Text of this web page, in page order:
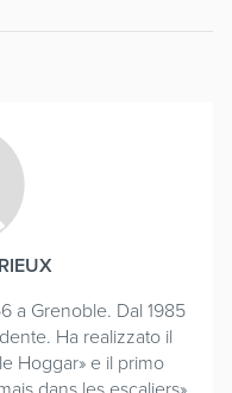
a Grenoble. Dal 1985
Ha realizzato il
Hoggar» e il primo